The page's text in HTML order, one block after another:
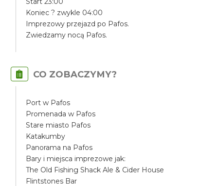
Koniec ? zwykle 04:00
Imprezowy przejazd po Pafos.
Zwiedzamy nocą Pafos.
CO ZOBACZYMY?
Port w Pafos
Promenada w Pafos
Stare miasto Pafos
Katakumby
Panorama na Pafos
Bary i miejsca imprezowe jak:
The Old Fishing Shack Ale & Cider House
Flintstones Bar